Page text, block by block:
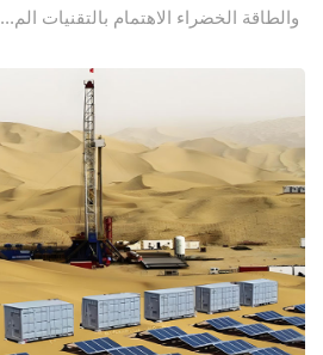
والطاقة الخضراء الاهتمام بالتقنيات الم...